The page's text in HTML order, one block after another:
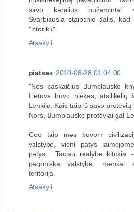
savo karalius nužemintai
Svarbiausia staipsnio dalis,
"istoriku".
Atsakyti
piatsas 2010-08-28 01:04:00
"Nes paskaičius Bumblausko
Lietuva buvo niekas, atsilikėlių
Lenkija. Kaip taip iš savo protėvių
Nors, Bumblausko protėviai gal
Ooo taip mes buvom
valstybe, vieni patys
patys... Taciau realybe kitokia
pagoniska valstybe, menkai
teritorija.
Atsakyti